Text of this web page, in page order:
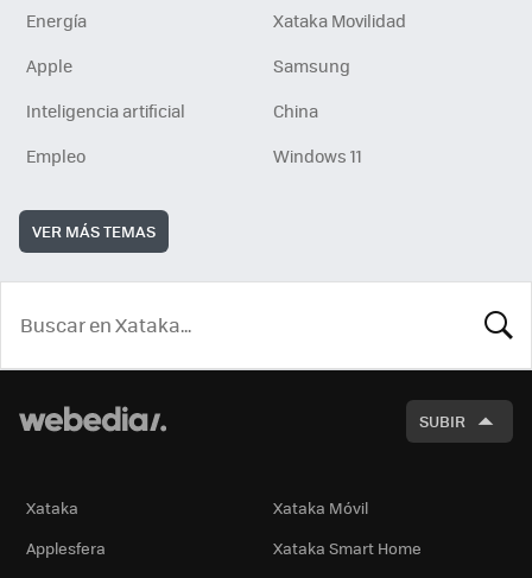
Energía
Xataka Movilidad
Apple
Samsung
Inteligencia artificial
China
Empleo
Windows 11
VER MÁS TEMAS
SUBIR
Xataka
Xataka Móvil
Applesfera
Xataka Smart Home